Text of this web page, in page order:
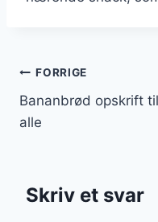
FORRIGE
Bananbrød opskrift til
alle
Skriv et svar